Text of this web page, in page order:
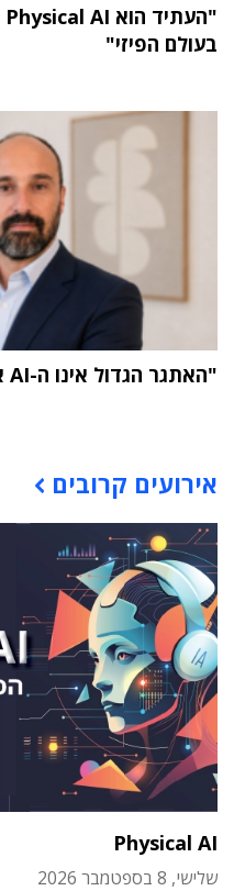
בעולם הפיזי"
"האתגר הגדול אינו ה-AI אלא הטמעתה בארגון"
אירועים קרובים
Physical AI
שלישי, 8 בספטמבר 2026